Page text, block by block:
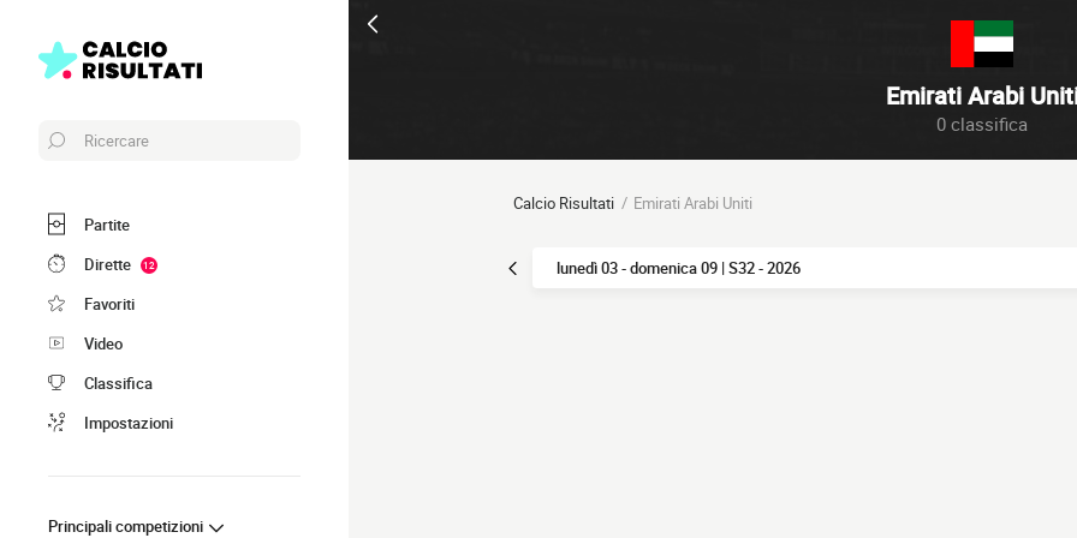
Emirati Arabi
0 classifica
Ricercare
Partite
Dirette
12
Favoriti
Video
Classifica
Impostazioni
Principali competizioni
Calcio Risultati Emirati Arabi Uniti
lunedì 03 - domenica 09 | S32 - 2026